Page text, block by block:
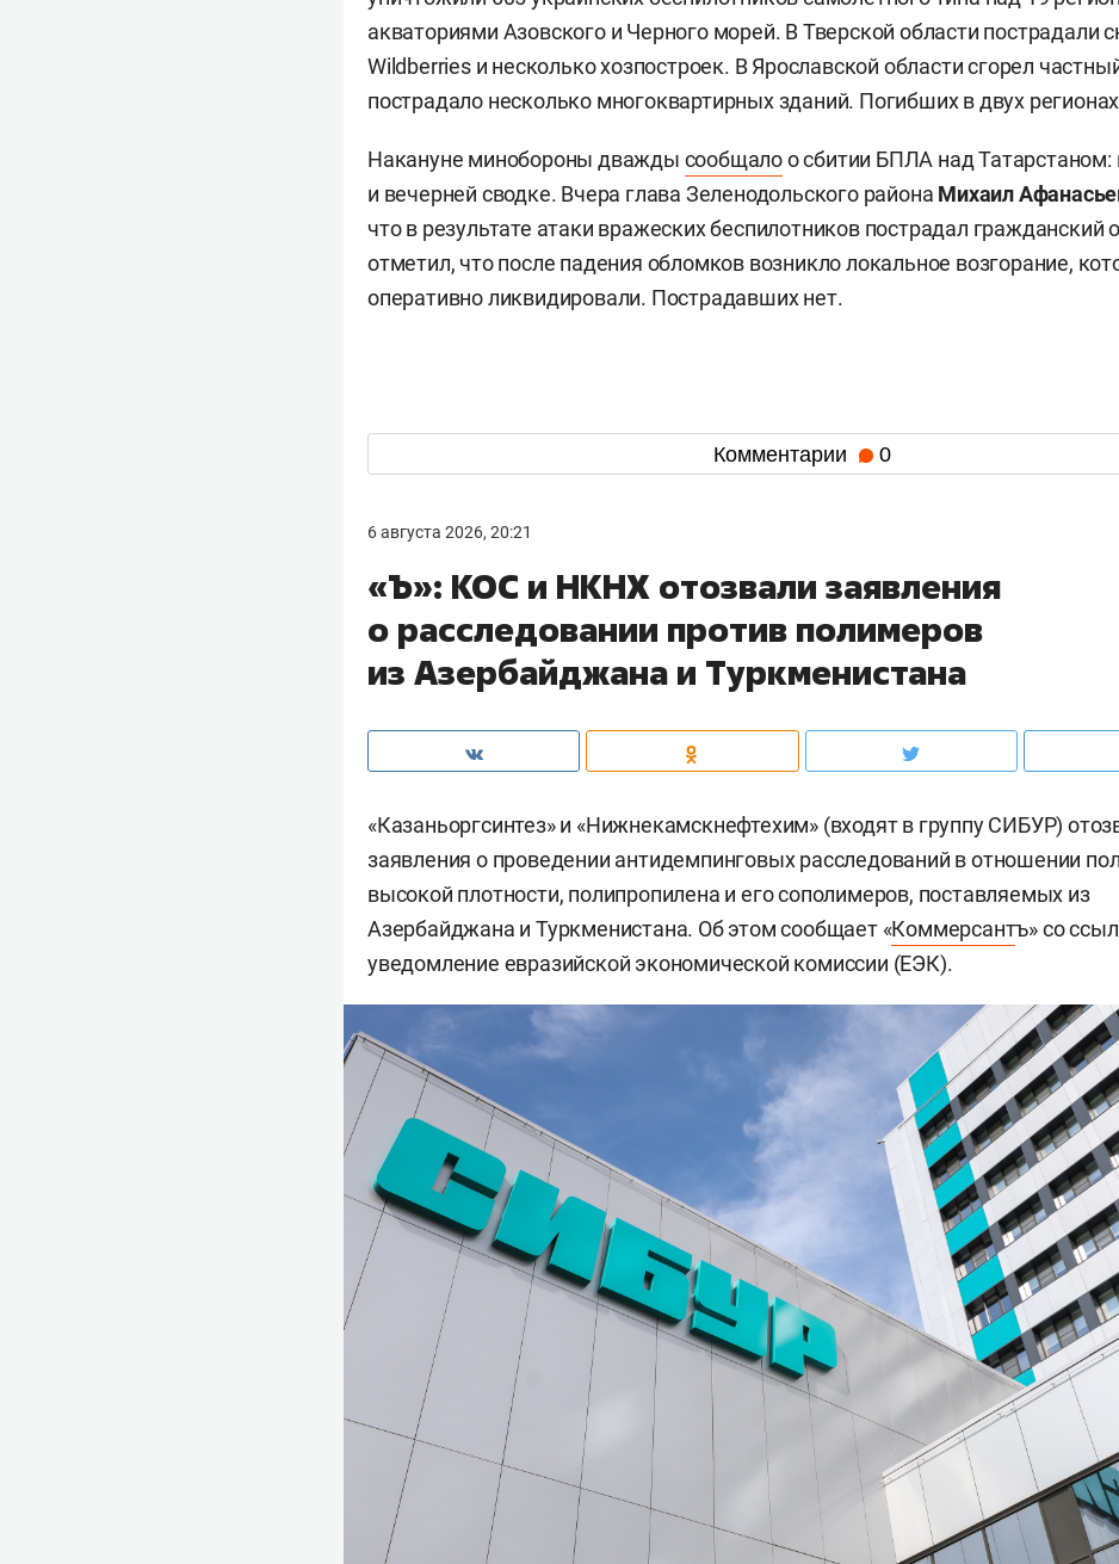
акваториями Азовского и Черного морей. В Тверской области пострадали
Wildberries и несколько хозпостроек. В Ярославской области сгорел
пострадало несколько многоквартирных зданий. Погибших в двух
Накануне минобороны дважды сообщалоо сбитии БПЛА над Татарстаном:
и вечерней сводке. Вчера глава Зеленодольского района Михаил
что в результате атаки вражеских беспилотников пострадал гражданский
отметил, что после падения обломков возникло локальное возгорание,
оперативно ликвидировали. Пострадавших нет.
Комментарии 0
6 августа 2026, 20:21
«Ъ»: КОС и НКНХ отозвали заявления
о расследовании против полимеров
из Азербайджана и Туркменистана
«Казаньоргсинтез» и «Нижнекамскнефтехим» (входят в группу СИБУР)
заявления о проведении антидемпинговых расследований в отношении
высокой плотности, полипропилена и его сополимеров, поставляемых из
Азербайджана и Туркменистана. Об этом сообщает «Коммерсантъ» со
уведомление евразийской экономической комиссии (ЕЭК).